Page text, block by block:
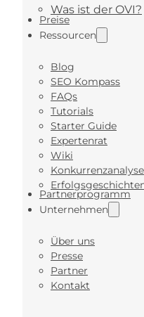
Was ist der OVI?
Preise
Ressourcen
Blog
SEO Kompass
FAQs
Tutorials
Starter Guide
Expertenrat
Wiki
Konkurrenzanalyse
Partnerprogramm
Unternehmen
Über uns
Presse
Partner
Kontakt